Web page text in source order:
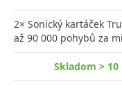
2× Sonický kartáček
až 90 000 pohybů za
Skladom > 10